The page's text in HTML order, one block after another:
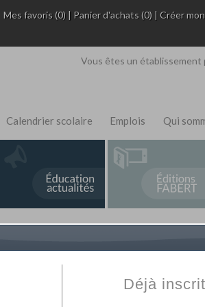
Mes favoris (0) | Panier d'achats (0) |Créer
Vous êtes un établissement
Calendrier scolaire Emplois Qui
Fabert.com
privé, du primaire au supérieur, mais
à distance. Ce moteur regroupe
Déjà